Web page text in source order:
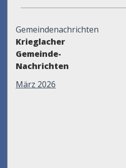
Gemeindenachrichten
Krieglacher
Gemeinde-
Nachrichten
März 2026